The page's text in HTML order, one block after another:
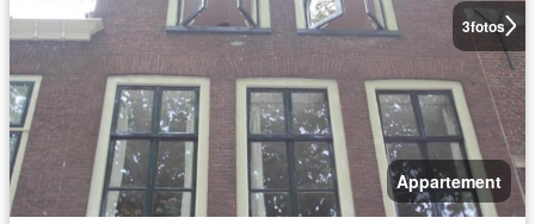
3fotos
Appartement